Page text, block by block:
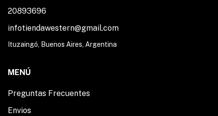
20893696
infotiendawestern@gmail.com
Ituzaingó, Buenos Aires, Argentina
MENÚ
Preguntas Frecuentes
Envios